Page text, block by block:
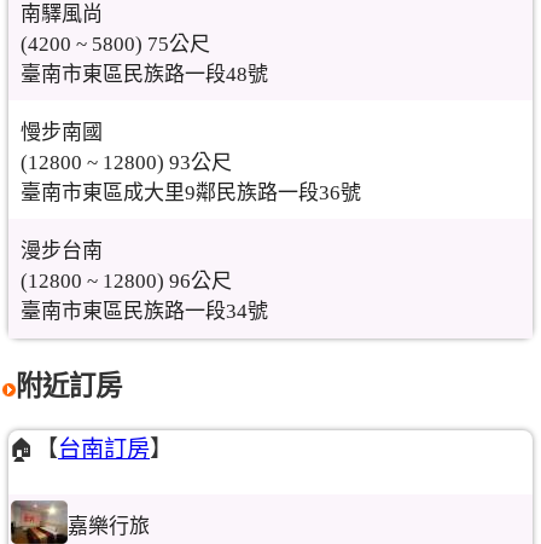
南驛風尚
(4200 ~ 5800) 75公尺
臺南市東區民族路一段48號
慢步南國
(12800 ~ 12800) 93公尺
臺南市東區成大里9鄰民族路一段36號
漫步台南
(12800 ~ 12800) 96公尺
臺南市東區民族路一段34號
附近訂房
🏠【台南訂房】
嘉樂行旅